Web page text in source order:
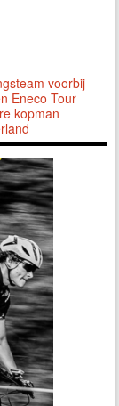
voorbij
Eneco Tour
kopman